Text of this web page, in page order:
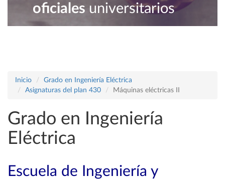
oficiales universitarios
Inicio
Grado en Ingeniería Eléctrica
Asignaturas del plan 430
Máquinas eléctricas II
Grado en Ingeniería
Eléctrica
Escuela de Ingeniería y